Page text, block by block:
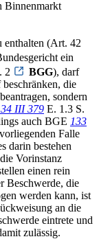
Binnenmarkt
enthalten (Art. 42
ein
2
BGG), darf
die
sondern
III 379 E. 1.3 S.
auch BGE 133
Falle
darin bestehen
Vorinstanz
einen rein
Beschwerde, die
werden kann, ist
an die
eintrete und
zulässig.